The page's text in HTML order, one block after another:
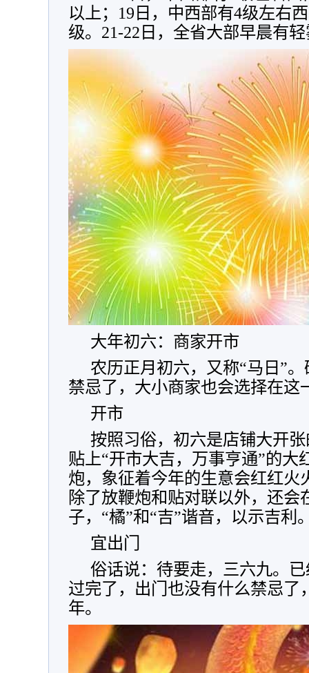
以上；19日，中西部有4级左右
级。21-22日，全省大部早晨有
大年初六：商家开市
农历正月初六，又称“马日”
禁忌了，大小商家也会选择在这
开市
按照习俗，初六是店铺大开
贴上“开市大吉，万事亨通”的大
炮，象征着今年的生意会红红火
除了放鞭炮和贴对联以外，还会
子，“橘”和“吉”谐音，以示吉利
宜出门
俗话说：待要走，三六九。
过完了，出门也没有什么禁忌了
年。